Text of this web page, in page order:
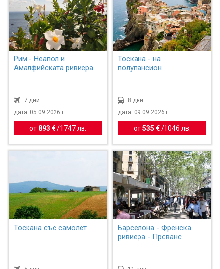
Рим - Неапол и
Амалфийската ривиера
7 дни
дата: 05.09.2026 г.
от 893 € / 1747 лв.
Тоскана - на
полупансион
8 дни
дата: 09.09.2026 г.
от535 €/ 1046 лв.
Тоскана със самолет
Барселона - Френска
ривиера - Прованс